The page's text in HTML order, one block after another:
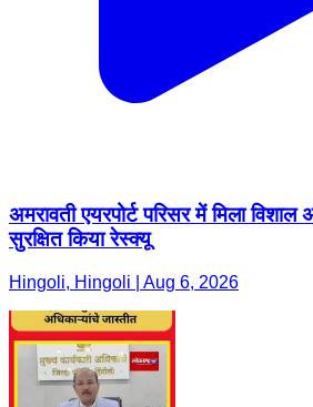
अमरावती एयरपोर्ट परिसर में मिला
सुरक्षित किया रेस्क्यू
Hingoli, Hingoli | Aug 6, 2026